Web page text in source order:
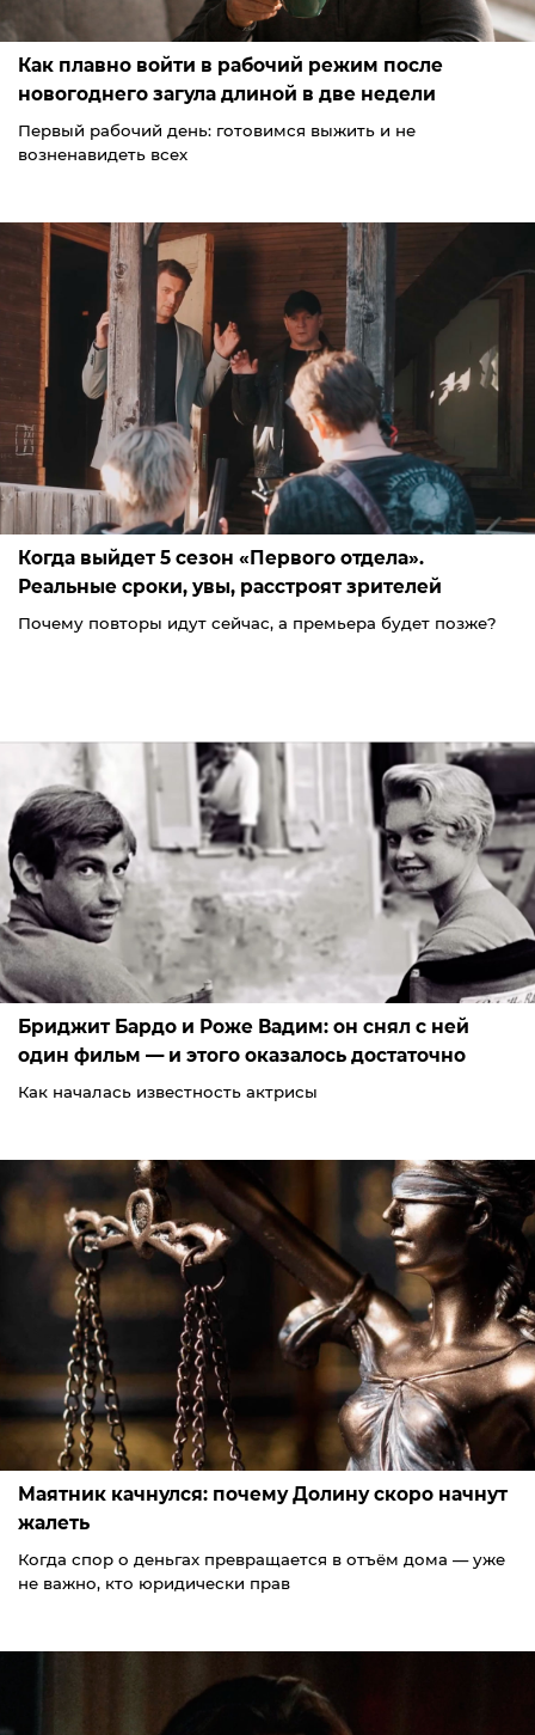
Как плавно войти в рабочий режим после
новогоднего загула длиной в две недели
Первый рабочий день: готовимся выжить и не
возненавидеть всех
Когда выйдет 5 сезон «Первого отдела».
Реальные сроки, увы, расстроят зрителей
Почему повторы идут сейчас, а премьера будет позже?
Бриджит Бардо и Роже Вадим: он снял с ней
один фильм — и этого оказалось достаточно
Как началась известность актрисы
Маятник качнулся: почему Долину скоро начнут
жалеть
Когда спор о деньгах превращается в отъём дома — уже
не важно, кто юридически прав